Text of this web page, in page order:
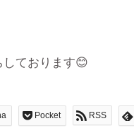
ております😊
Pocket RSS